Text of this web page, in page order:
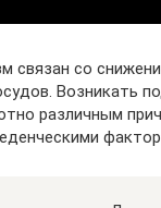
связан со
Возникать
различным